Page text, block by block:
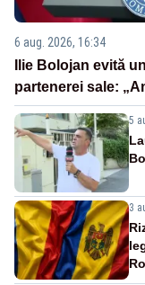
6 aug. 2026, 16:34
Ilie Bolojan evită
partenerei sale:
5
3